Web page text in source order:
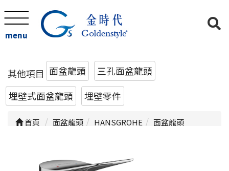
menu
其他項目 面盆龍頭
三孔面盆龍頭
埋壁式面盆龍頭
埋壁零件
首頁 面盆龍頭 HANSGROHE 面盆龍頭